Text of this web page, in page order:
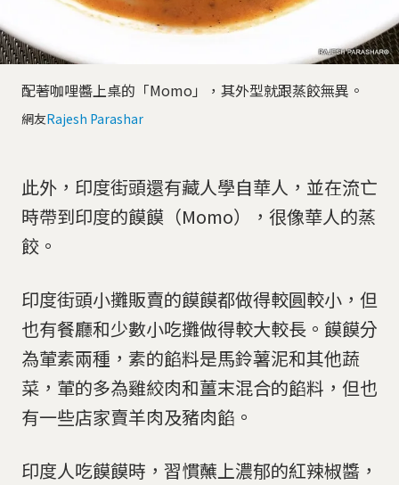
配著咖哩醬上桌的「Momo」，其外型就跟蒸餃無異。
網友Rajesh Parashar
此外，印度街頭還有藏人學自華人，並在流亡
時帶到印度的饃饃（Momo），很像華人的蒸
餃。
印度街頭小攤販賣的饃饃都做得較圓較小，但
也有餐廳和少數小吃攤做得較大較長。饃饃分
為葷素兩種，素的餡料是馬鈴薯泥和其他蔬
菜，葷的多為雞絞肉和薑末混合的餡料，但也
有一些店家賣羊肉及豬肉餡。
印度人吃饃饃時，習慣蘸上濃郁的紅辣椒醬，